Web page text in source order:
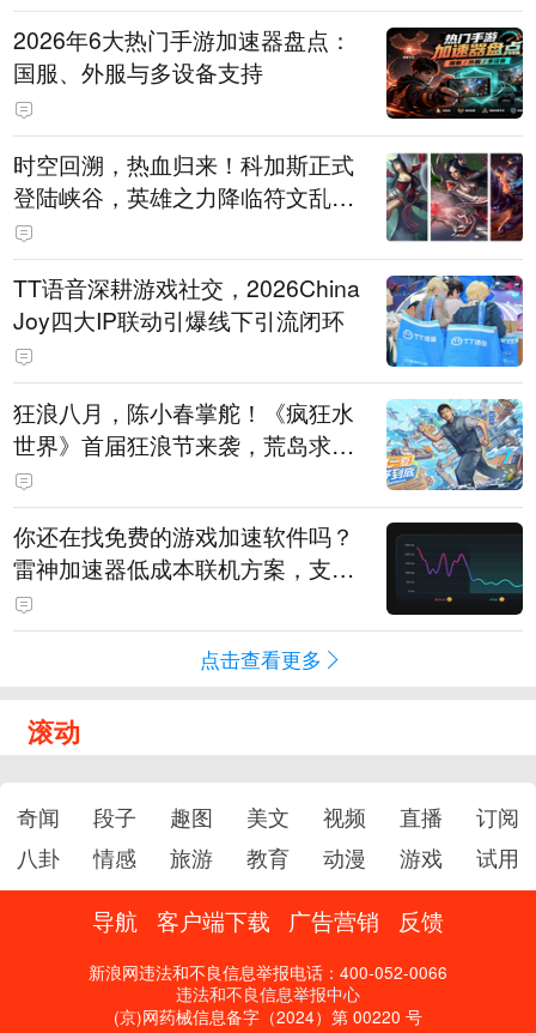
2026年6大热门手游加速器盘点：
国服、外服与多设备支持
时空回溯，热血归来！科加斯正式
登陆峡谷，英雄之力降临符文乱
斗！
TT语音深耕游戏社交，2026China
Joy四大IP联动引爆线下引流闭环
狂浪八月，陈小春掌舵！《疯狂水
世界》首届狂浪节来袭，荒岛求生
直播即将开启
你还在找免费的游戏加速软件吗？
雷神加速器低成本联机方案，支持
免费试用
点击查看更多
滚动
奇闻 段子 趣图 美文 视频 直播
订阅
八卦
情感 旅游 教育 动漫 游戏 试用
导航 客户端下载 广告营销 反馈
新浪网违法和不良信息举报电话：400-052-0066
违法和不良信息举报中心
(京)网药械信息备字（2024）第 00220 号